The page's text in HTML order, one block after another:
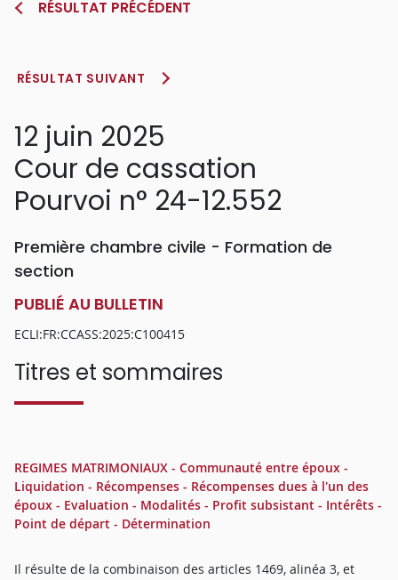
RÉSULTAT PRÉCÉDENT
RÉSULTAT SUIVANT
12 juin 2025
Cour de cassation
Pourvoi n° 24-12.552
Première chambre civile - Formation de
section
PUBLIÉ AU BULLETIN
ECLI:FR:CCASS:2025:C100415
Titres et sommaires
REGIMES MATRIMONIAUX - Communauté entre époux -
Liquidation - Récompenses - Récompenses dues à l'un des
époux - Evaluation - Modalités - Profit subsistant - Intérêts -
Point de départ - Détermination
Il résulte de la combinaison des articles 1469, alinéa 3, et